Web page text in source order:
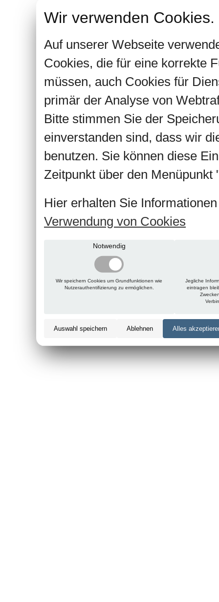
Wir verwenden Cookies.
Auf unserer Webseite
Cookies, die für eine korrekte
müssen, auch Cookies für
primär der Analyse von
Bitte stimmen Sie der
einverstanden sind, dass wir
benutzen. Sie können diese
Zeitpunkt über den Menüpunkt
Hier erhalten Sie
Verwendung von Cookies
Notwendig
Wir speichern Cookies um Grundfunktionen wie
Nutzerauthentifizierung zu ermöglichen.
Jegliche
eintragen
Auswahl speichern Ablehnen Alles